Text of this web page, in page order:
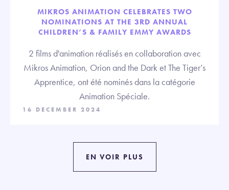
MIKROS ANIMATION CELEBRATES TWO
NOMINATIONS AT THE 3RD ANNUAL
CHILDREN’S & FAMILY EMMY AWARDS
2 films d'animation réalisés en collaboration avec
Mikros Animation, Orion and the Dark et The Tiger’s
Apprentice, ont été nominés dans la catégorie
Animation Spéciale.
16 DECEMBER 2024
EN VOIR PLUS